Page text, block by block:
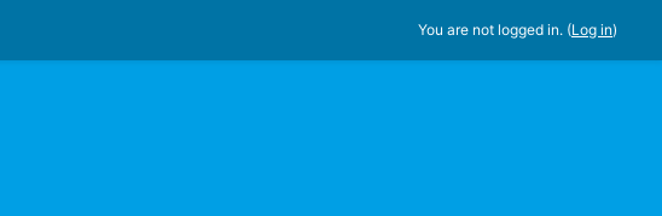
You are not logged in. (Log in)